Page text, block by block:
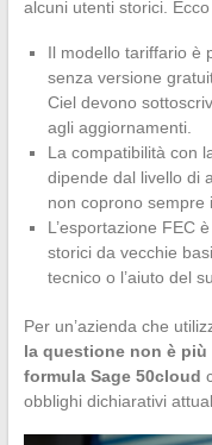
alcuni utenti storici.
Il modello tariffario è
senza versione
Ciel devono
agli aggiornamenti.
La compatibilità con
dipende dal livello di
non coprono sempre
L’esportazione FEC
storici da vecchie
tecnico o l’aiuto del
Per un’azienda che
la questione non è più
formula Sage 50cloud
obblighi dichiarativi